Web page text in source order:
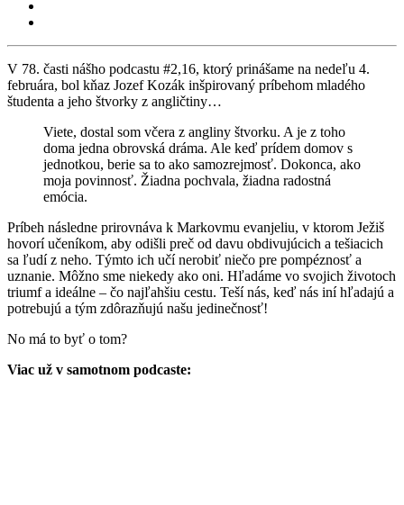
V 78. časti nášho podcastu #2,16, ktorý prinášame na nedeľu 4.
februára, bol kňaz Jozef Kozák inšpirovaný príbehom mladého
študenta a jeho štvorky z angličtiny…
Viete, dostal som včera z angliny štvorku. A je z toho
doma jedna obrovská dráma. Ale keď prídem domov s
jednotkou, berie sa to ako samozrejmosť. Dokonca, ako
moja povinnosť. Žiadna pochvala, žiadna radostná
emócia.
Príbeh následne prirovnáva k Markovmu evanjeliu, v ktorom Ježiš
hovorí učeníkom, aby odišli preč od davu obdivujúcich a tešiacich
sa ľudí z neho. Týmto ich učí nerobiť niečo pre pompéznosť a
uznanie. Môžno sme niekedy ako oni. Hľadáme vo svojich životoch
triumf a ideálne – čo najľahšiu cestu. Teší nás, keď nás iní hľadajú a
potrebujú a tým zdôrazňujú našu jedinečnosť!
No má to byť o tom?
Viac už v samotnom podcaste: